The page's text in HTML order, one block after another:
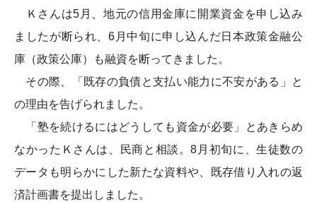
Ｋさんは5月、地元の信用金庫に開業資金を申し込み
ましたが断られ、6月中旬に申し込んだ日本政策金融公
庫（政策公庫）も融資を断ってきました。
その際、「既存の負債と支払い能力に不安がある」と
の理由を告げられました。
「塾を続けるにはどうしても資金が必要」とあきらめ
なかったＫさんは、民商と相談。8月初旬に、生徒数の
データも明らかにした新たな資料や、既存借り入れの返
済計画書を提出しました。